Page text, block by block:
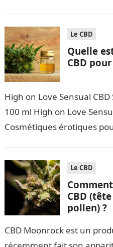
Le CBD
Quelle
CBD
High on Love Sensual
100 ml High on Love
Cosmétiques érotiques
Le CBD
CBD
pollen) ?
CBD Moonrock est un